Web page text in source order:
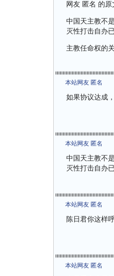
网友 匿名 的原
中国天主教不
灭性打击自办
主教任命权的
本站网友 匿名
如果协议达成
本站网友 匿名
中国天主教不
灭性打击自办
本站网友 匿名
陈日君你这样
本站网友 匿名